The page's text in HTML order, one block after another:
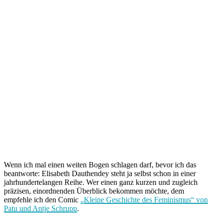
Wenn ich mal einen weiten Bogen schlagen darf, bevor ich das
beantworte: Elisabeth Dauthendey steht ja selbst schon in einer
jahrhundertelangen Reihe. Wer einen ganz kurzen und zugleich
präzisen, einordnenden Überblick bekommen möchte, dem
empfehle ich den Comic „Kleine Geschichte des Feminismus“ von
Patu und Antje Schrupp.